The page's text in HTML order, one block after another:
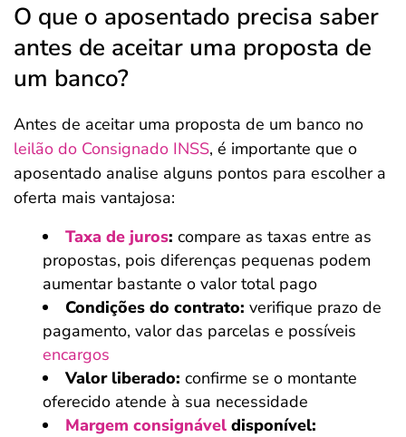
O que o aposentado precisa saber
antes de aceitar uma proposta de
um banco?
Antes de aceitar uma proposta de um banco no
leilão do Consignado INSS, é importante que o
aposentado analise alguns pontos para escolher a
oferta mais vantajosa:
Taxa de juros: compare as taxas entre as
propostas, pois diferenças pequenas podem
aumentar bastante o valor total pago
Condições do contrato: verifique prazo de
pagamento, valor das parcelas e possíveis
encargos
Valor liberado: confirme se o montante
oferecido atende à sua necessidade
Margem consignável disponível: